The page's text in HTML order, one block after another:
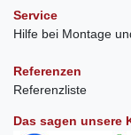
Service
Hilfe bei Montage
Referenzen
Referenzliste
Das sagen unsere